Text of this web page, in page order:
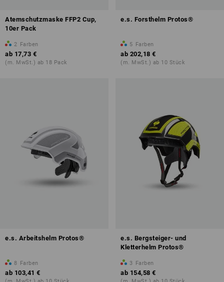
Atemschutzmaske FFP2 Cup,
10er Pack
2 Farben
ab 17,73 €
(m. MwSt.) ab 18 Pack
e.s. Forsthelm Protos®
5 Farben
ab 202,18 €
(m. MwSt.) ab 10 Stück
e.s. Arbeitshelm Protos®
8 Farben
ab 103,41 €
e.s. Bergsteiger- und
Kletterhelm Protos®
3 Farben
ab 154,58 €